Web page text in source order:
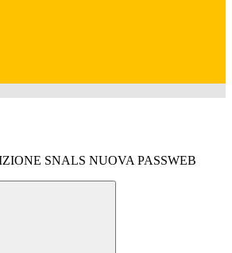
SNALS NUOVA PASSWEB